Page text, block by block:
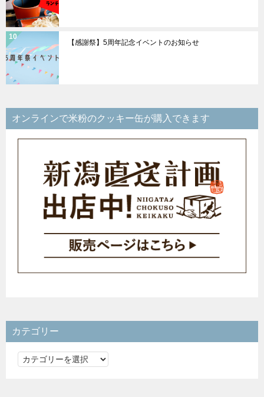
【感謝祭】5周年記念イベントのお知らせ
オンラインで米粉のクッキー缶が購入できます
カテゴリー
カ